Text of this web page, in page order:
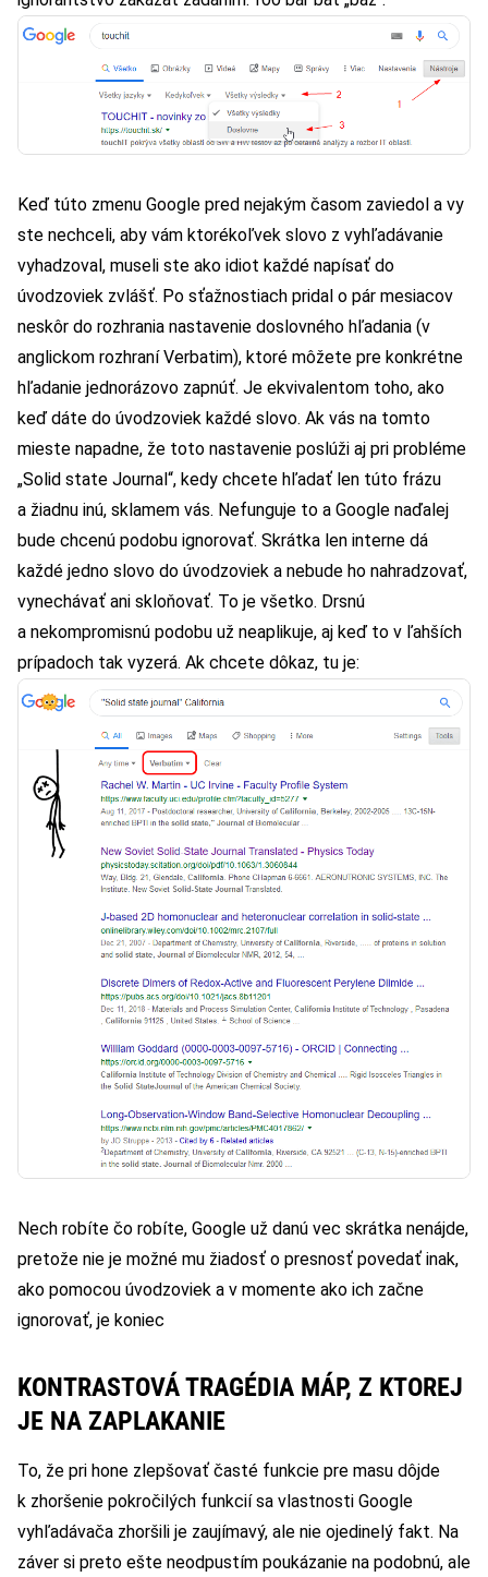
Keď túto zmenu Google pred nejakým časom zaviedol a vy
ste nechceli, aby vám ktorékoľvek slovo z vyhľadávanie
vyhadzoval, museli ste ako idiot každé napísať do
úvodzoviek zvlášť. Po sťažnostiach pridal o pár mesiacov
neskôr do rozhrania nastavenie doslovného hľadania (v
anglickom rozhraní Verbatim), ktoré môžete pre konkrétne
hľadanie jednorázovo zapnúť. Je ekvivalentom toho, ako
keď dáte do úvodzoviek každé slovo. Ak vás na tomto
mieste napadne, že toto nastavenie poslúži aj pri probléme
„Solid state Journal“, kedy chcete hľadať len túto frázu
a žiadnu inú, sklamem vás. Nefunguje to a Google naďalej
bude chcenú podobu ignorovať. Skrátka len interne dá
každé jedno slovo do úvodzoviek a nebude ho nahradzovať,
vynechávať ani skloňovať. To je všetko. Drsnú
a nekompromisnú podobu už neaplikuje, aj keď to v ľahších
prípadoch tak vyzerá. Ak chcete dôkaz, tu je:
Nech robíte čo robíte, Google už danú vec skrátka nenájde,
pretože nie je možné mu žiadosť o presnosť povedať inak,
ako pomocou úvodzoviek a v momente ako ich začne
ignorovať, je koniec
KONTRASTOVÁ TRAGÉDIA MÁP, Z KTOREJ
JE NA ZAPLAKANIE
To, že pri hone zlepšovať časté funkcie pre masu dôjde
k zhoršenie pokročilých funkcií sa vlastnosti Google
vyhľadávača zhoršili je zaujímavý, ale nie ojedinelý fakt. Na
záver si preto ešte neodpustím poukázanie na podobnú, ale